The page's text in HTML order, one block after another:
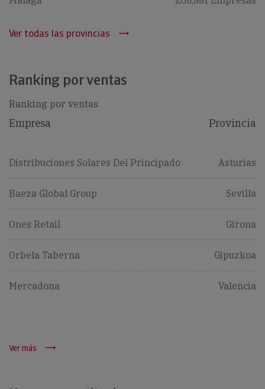
Ver todas las provincias
Ranking por ventas
Ranking por ventas
Empresa Provincia
Distribuciones Solares Del Principado Asturias
Baeza Global Group Sevilla
Ones Retail Girona
Orbela Taberna Gipuzkoa
Mercadona Valencia
Ver más